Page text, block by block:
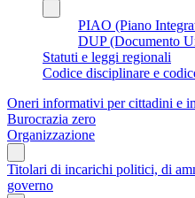
PIAO (Piano
DUP (Documento
Statuti e leggi regionali
Codice disciplinare e
Oneri informativi per cittadini e
Burocrazia zero
Organizzazione
Titolari di incarichi politici, di
governo